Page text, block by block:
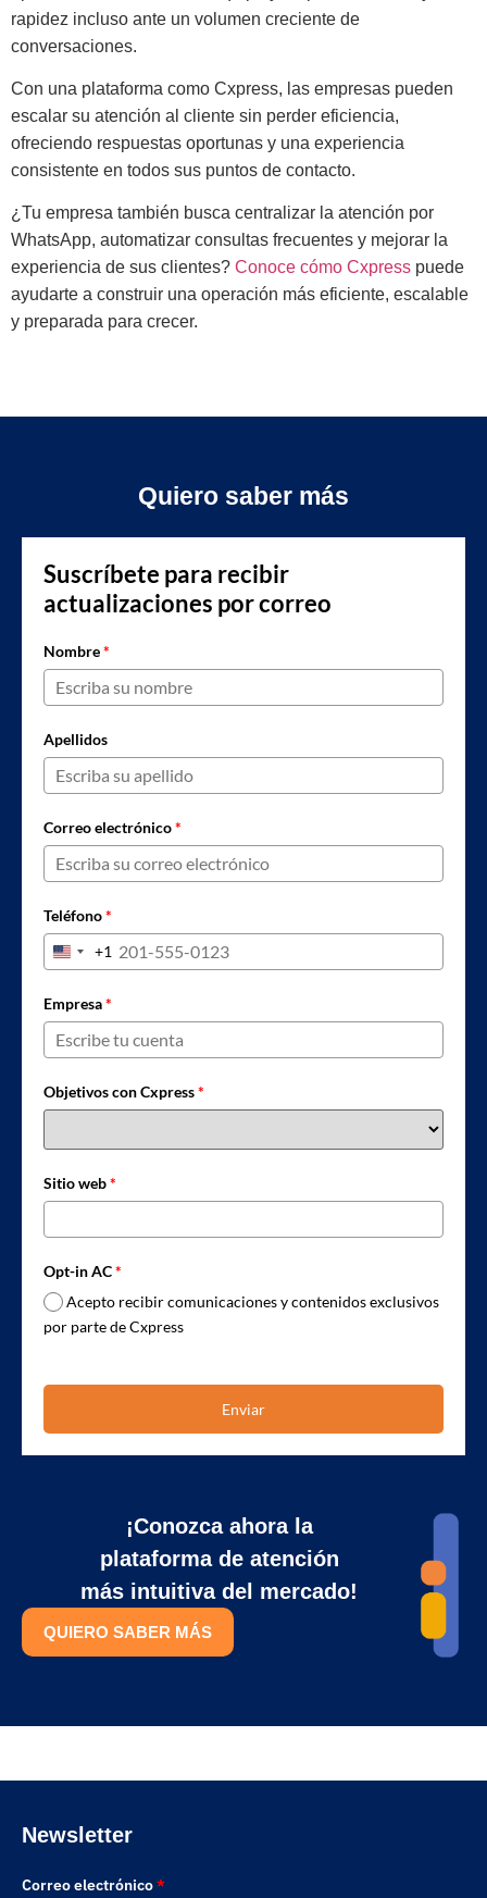
rapidez incluso ante un volumen creciente de
conversaciones.
Con una plataforma como Cxpress, las empresas pueden
escalar su atención al cliente sin perder eficiencia,
ofreciendo respuestas oportunas y una experiencia
consistente en todos sus puntos de contacto.
¿Tu empresa también busca centralizar la atención por
WhatsApp, automatizar consultas frecuentes y mejorar la
experiencia de sus clientes? Conoce cómo Cxpress puede
ayudarte a construir una operación más eficiente, escalable
y preparada para crecer.
Quiero saber más
Suscríbete para recibir
actualizaciones por correo
Nombre*
Apellidos
Correo electrónico*
Teléfono*
United States +1
+1
Empresa*
Objetivos con Cxpress*
Sitio web*
Opt-in AC*
Acepto recibir comunicaciones y contenidos exclusivos
por parte de Cxpress
Enviar
¡Conozca ahora la
plataforma de atención
más intuitiva del mercado!
QUIERO SABER MÁS
Newsletter
Correo electrónico*